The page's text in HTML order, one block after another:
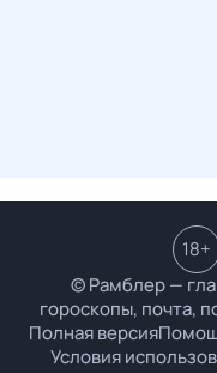
© Рамблер —
гороскопы, почта,
Полная версия
Условия
18+